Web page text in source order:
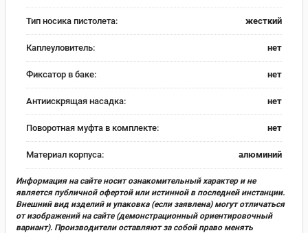
Тип носика пистолета: жесткий
Каплеуловитель: нет
Фиксатор в баке: нет
Антиискрящая насадка: нет
Поворотная муфта в комплекте: нет
Материал корпуса: алюминий
Информация на сайте носит ознакомительный характер и не
является публичной офертой или истинной в последней инстанции.
Внешний вид изделий и упаковка (если заявлена) могут отличаться
от изображений на сайте (демонстрационный ориентировочный
вариант). Производители оставляют за собой право менять